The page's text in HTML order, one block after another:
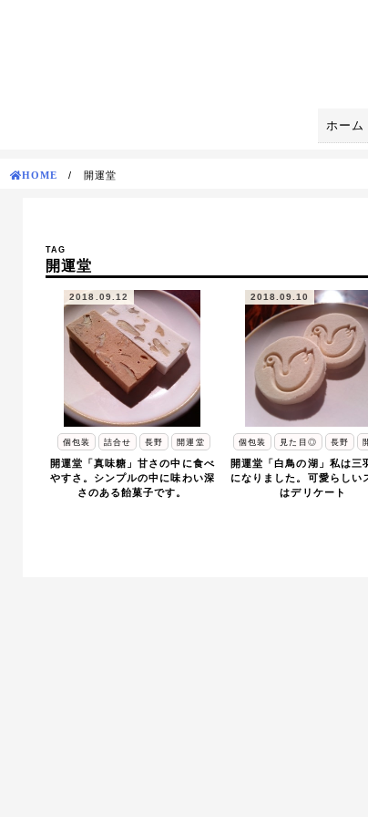
ホーム
HOME / 開運堂
TAG
開運堂
2018.09.12
個包装 詰合せ 長野 開運堂
開運堂「真味糖」甘さの中に食べ
やすさ。シンプルの中に味わい深
さのある飴菓子です。
2018.09.10
個包装 見た目◎ 長野
開運堂「白鳥の湖」私は三
になりました。可愛らしい
はデリケート